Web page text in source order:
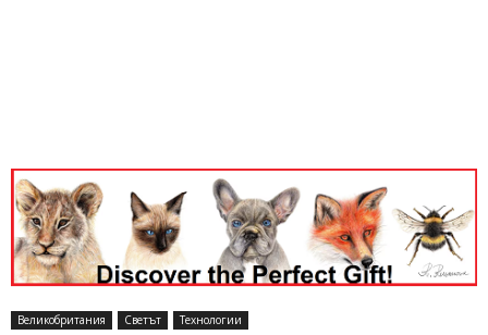
Великобритания Светът Технологии